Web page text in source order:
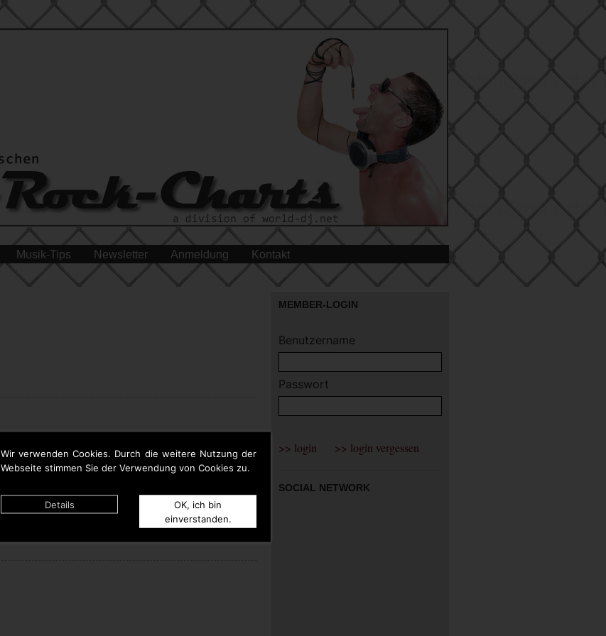
Wir verwenden Cookies. Durch die weitere Nutzung der
Webseite stimmen Sie der Verwendung von Cookies zu.
Details
OK, ich bin
einverstanden.
Musik-Tips Newsletter Anmeldung Kontakt
MEMBER-LOGIN
Benutzername
Passwort
SOCIAL NETWORK